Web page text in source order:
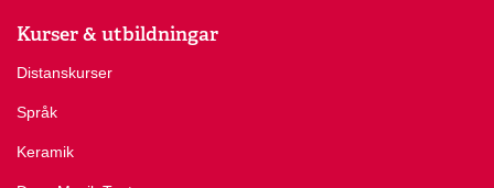
Kurser & utbildningar
Distanskurser
Språk
Keramik